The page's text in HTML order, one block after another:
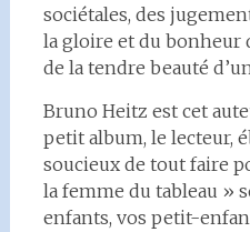
sociétales, des
la gloire et du bonheur
de la tendre beauté
Bruno Heitz est cet
petit album, le lecteur,
soucieux de tout faire
la femme du tableau »
enfants, vos petit-